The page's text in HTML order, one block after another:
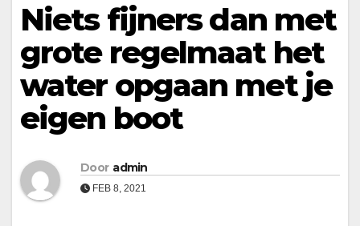
Niets fijners dan met
grote regelmaat het
water opgaan met je
eigen boot
Door admin
FEB 8, 2021